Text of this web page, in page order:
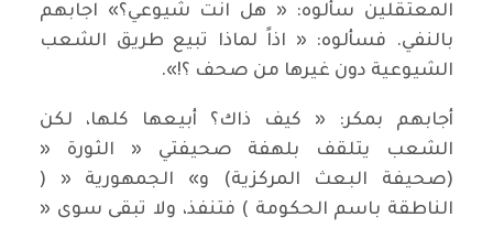
المعتقلين سألوه: « هل انت شيوعي؟» اجابهم
بالنفي. فسألوه: « اذاً لماذا تبيع طريق الشعب
الشيوعية دون غيرها من صحف ؟!».
أجابهم بمكر: « كيف ذاك؟ أبيعها كلها، لكن
الشعب يتلقف بلهفة صحيفتي « الثورة «
(صحيفة البعث المركزية) و» الجمهورية « (
الناطقة باسم الحكومة ) فتنفذ، ولا تبقى سوى «